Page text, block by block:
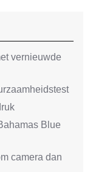
vernieuwde
Blue
camera dan